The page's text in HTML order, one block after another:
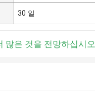
30 일
많은 것을 전망하십시오